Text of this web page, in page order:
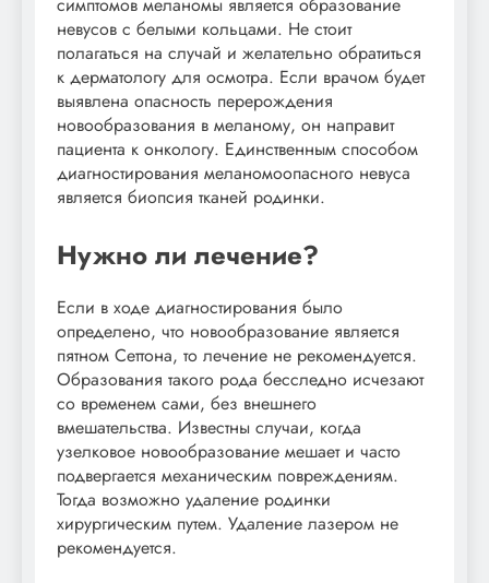
невусов с белыми кольцами. Не стоит
полагаться на случай и желательно обратиться
к дерматологу для осмотра. Если врачом будет
выявлена опасность перерождения
новообразования в меланому, он направит
пациента к онкологу. Единственным способом
диагностирования меланомоопасного невуса
является биопсия тканей родинки.
Нужно ли лечение?
Если в ходе диагностирования было
определено, что новообразование является
пятном Сеттона, то лечение не рекомендуется.
Образования такого рода бесследно исчезают
со временем сами, без внешнего
вмешательства. Известны случаи, когда
узелковое новообразование мешает и часто
подвергается механическим повреждениям.
Тогда возможно удаление родинки
хирургическим путем. Удаление лазером не
рекомендуется.